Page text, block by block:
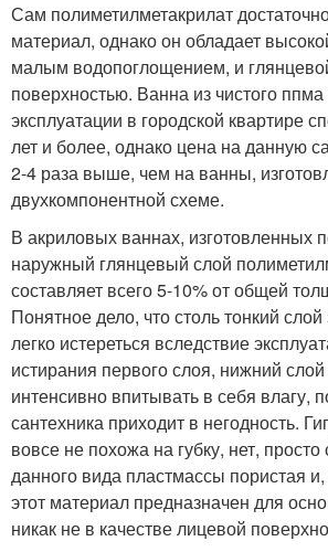
Сам полиметилметакрилат
материал, однако он обладает
малым водопоглощением, и
поверхностью. Ванна из чистого
эксплуатации в городской квартире
лет и более, однако цена на данную
2-4 раза выше, чем на ванны,
двухкомпонентной схеме.
В акриловых ваннах, изготовленных
наружный глянцевый слой
составляет всего 5-10% от общей
Понятное дело, что столь тонкий
легко истереться вследствие
истирания первого слоя, нижний
интенсивно впитывать в себя влагу,
сантехника приходит в негодность.
вовсе не похожа на губку, нет, просто
данного вида пластмассы пористая
этот материал предназначен для
никак не в качестве лицевой